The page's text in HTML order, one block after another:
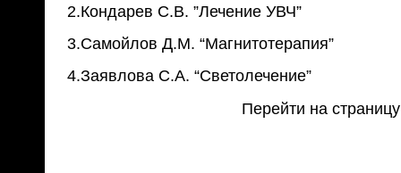
2.Кондарев С.В. ”Лечение УВЧ”
3.Самойлов Д.М. “Магнитотерапия”
4.Заявлова С.А. “Светолечение”
Перейти на